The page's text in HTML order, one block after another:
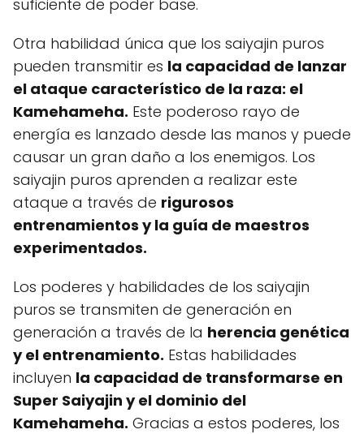
suficiente de poder base.
Otra habilidad única que los saiyajin puros
pueden transmitir es la capacidad de lanzar
el ataque característico de la raza: el
Kamehameha. Este poderoso rayo de
energía es lanzado desde las manos y puede
causar un gran daño a los enemigos. Los
saiyajin puros aprenden a realizar este
ataque a través de rigurosos
entrenamientos y la guía de maestros
experimentados.
Los poderes y habilidades de los saiyajin
puros se transmiten de generación en
generación a través de la herencia genética
y el entrenamiento. Estas habilidades
incluyen la capacidad de transformarse en
Super Saiyajin y el dominio del
Kamehameha. Gracias a estos poderes, los